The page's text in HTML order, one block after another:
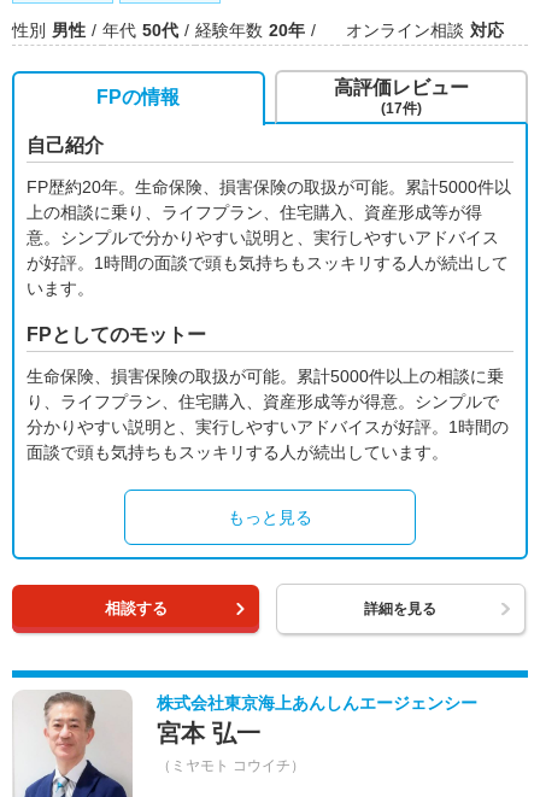
性別 男性 年代 50代 経験年数 20年 オンライン相談 対応
FPの情報
自己紹介
FP歴約20年。生命保険、損害保険の取扱が可能。累計5000件以
上の相談に乗り、ライフプラン、住宅購入、資産形成等が得
意。シンプルで分かりやすい説明と、実行しやすいアドバイス
が好評。1時間の面談で頭も気持ちもスッキリする人が続出して
います。
FPとしてのモットー
生命保険、損害保険の取扱が可能。累計5000件以上の相談に乗
り、ライフプラン、住宅購入、資産形成等が得意。シンプルで
分かりやすい説明と、実行しやすいアドバイスが好評。1時間の
面談で頭も気持ちもスッキリする人が続出しています。
もっと見る
高評価レビュー
(17件)
相談する 詳細を見る
株式会社東京海上あんしんエージェンシー
宮本 弘一
（ミヤモト コウイチ）